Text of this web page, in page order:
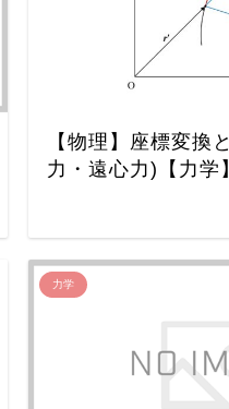
【物理】座標変換
力・遠心力)【力学】
力学